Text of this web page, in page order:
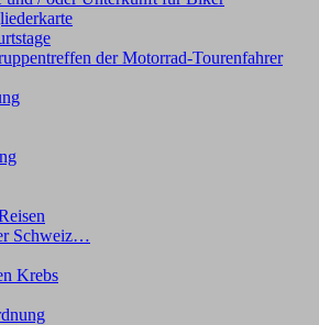
der Motorrad-Tourenfahrer
Schweiz…
Krebs